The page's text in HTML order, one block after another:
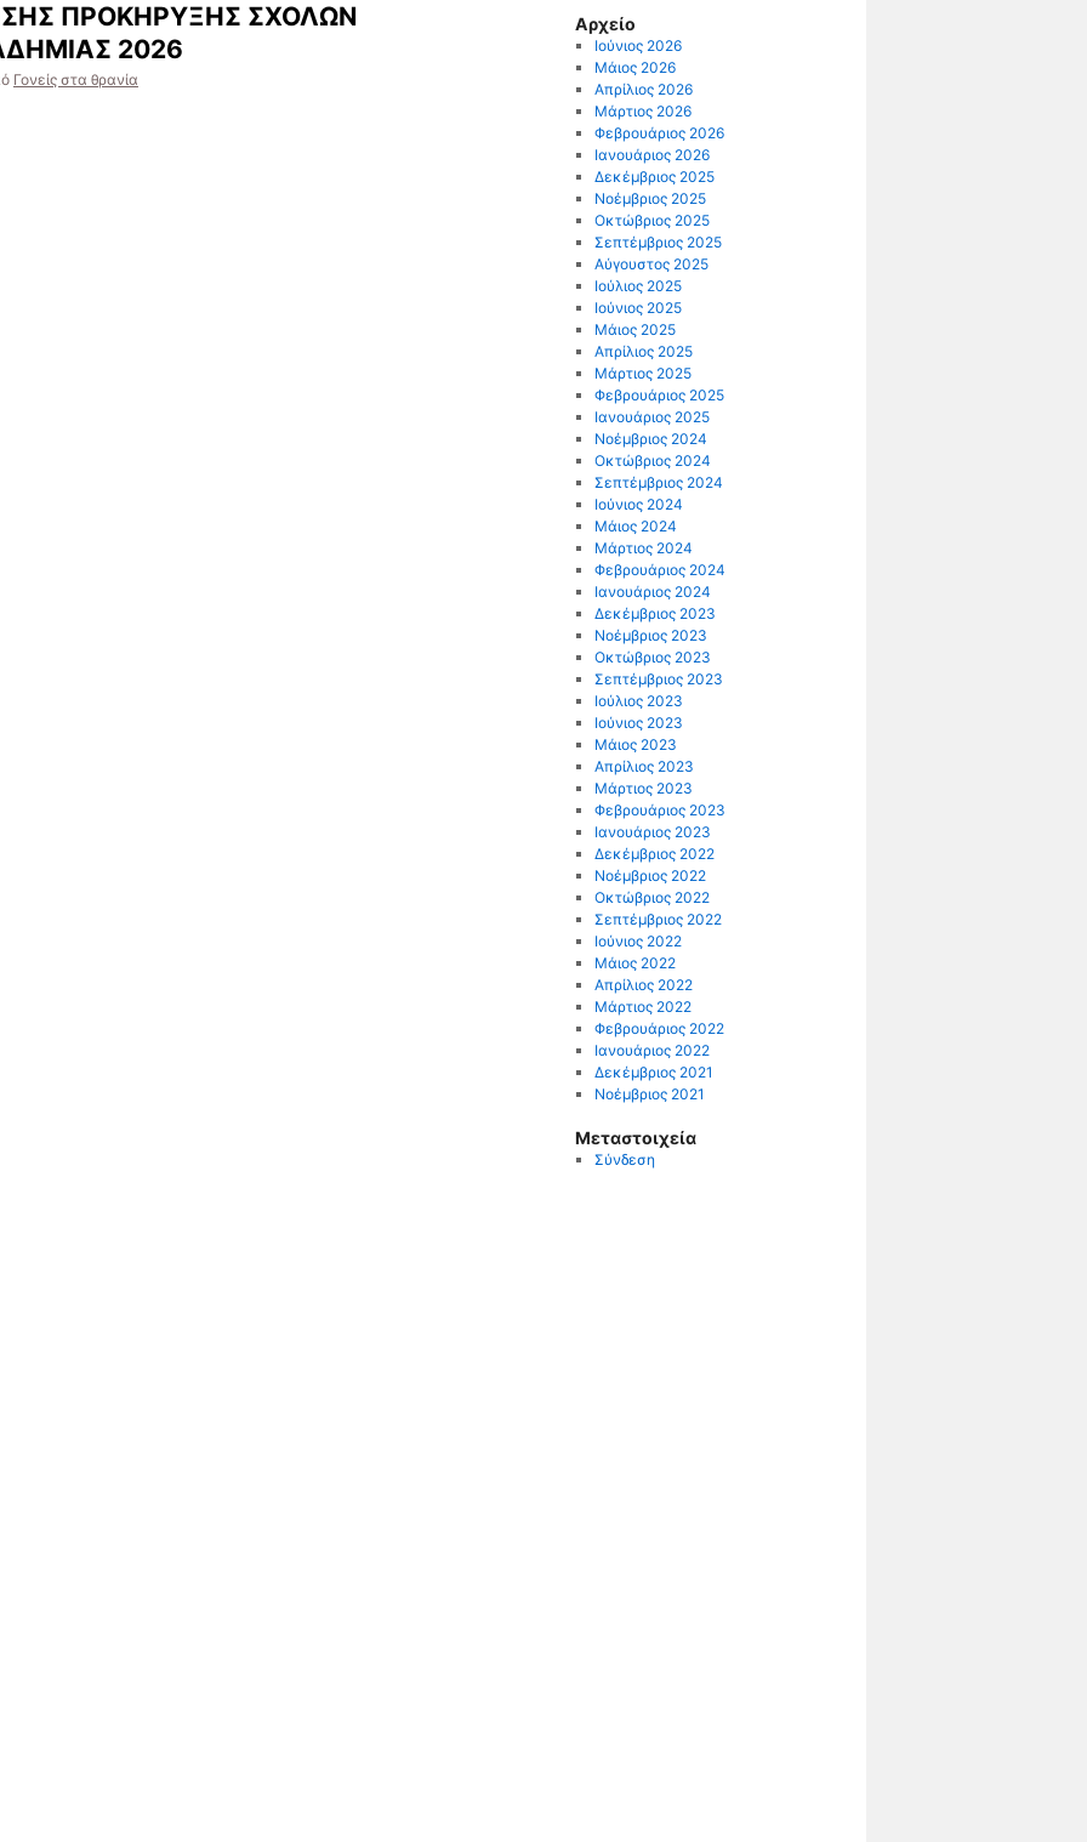
ΠΡΟΚΗΡΥΞΗΣ ΣΧΟΛΩΝ
2026
Γονείς στα θρανία
Αρχείο
Ιούνιος 2026
Μάιος 2026
Απρίλιος 2026
Μάρτιος 2026
Φεβρουάριος 2026
Ιανουάριος 2026
Δεκέμβριος 2025
Νοέμβριος 2025
Οκτώβριος 2025
Σεπτέμβριος 2025
Αύγουστος 2025
Ιούλιος 2025
Ιούνιος 2025
Μάιος 2025
Απρίλιος 2025
Μάρτιος 2025
Φεβρουάριος 2025
Ιανουάριος 2025
Νοέμβριος 2024
Οκτώβριος 2024
Σεπτέμβριος 2024
Ιούνιος 2024
Μάιος 2024
Μάρτιος 2024
Φεβρουάριος 2024
Ιανουάριος 2024
Δεκέμβριος 2023
Νοέμβριος 2023
Οκτώβριος 2023
Σεπτέμβριος 2023
Ιούλιος 2023
Ιούνιος 2023
Μάιος 2023
Απρίλιος 2023
Μάρτιος 2023
Φεβρουάριος 2023
Ιανουάριος 2023
Δεκέμβριος 2022
Νοέμβριος 2022
Οκτώβριος 2022
Σεπτέμβριος 2022
Ιούνιος 2022
Μάιος 2022
Απρίλιος 2022
Μάρτιος 2022
Φεβρουάριος 2022
Ιανουάριος 2022
Δεκέμβριος 2021
Νοέμβριος 2021
Μεταστοιχεία
Σύνδεση